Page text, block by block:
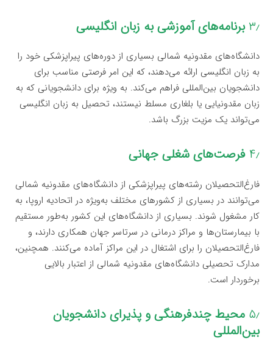
۳٫ برنامه‌های آموزشی به زبان انگلیسی
دانشگاه‌های مقدونیه شمالی بسیاری از دوره‌های پیراپزشکی خود را
به زبان انگلیسی ارائه می‌دهند، که این امر فرصتی مناسب برای
دانشجویان بین‌المللی فراهم می‌کند. به ویژه برای دانشجویانی که به
زبان مقدونیایی یا بلغاری مسلط نیستند، تحصیل به زبان انگلیسی
می‌تواند یک مزیت بزرگ باشد.
۴٫ فرصت‌های شغلی جهانی
فارغ‌التحصیلان رشته‌های پیراپزشکی از دانشگاه‌های مقدونیه شمالی
می‌توانند در بسیاری از کشورهای مختلف به‌ویژه در اتحادیه اروپا، به
کار مشغول شوند. بسیاری از دانشگاه‌های این کشور به‌طور مستقیم
با بیمارستان‌ها و مراکز درمانی در سرتاسر جهان همکاری دارند، و
فارغ‌التحصیلان را برای اشتغال در این مراکز آماده می‌کنند. همچنین،
مدارک تحصیلی دانشگاه‌های مقدونیه شمالی از اعتبار بالایی
برخوردار است.
۵٫ محیط چندفرهنگی و پذیرای دانشجویان
بین‌المللی